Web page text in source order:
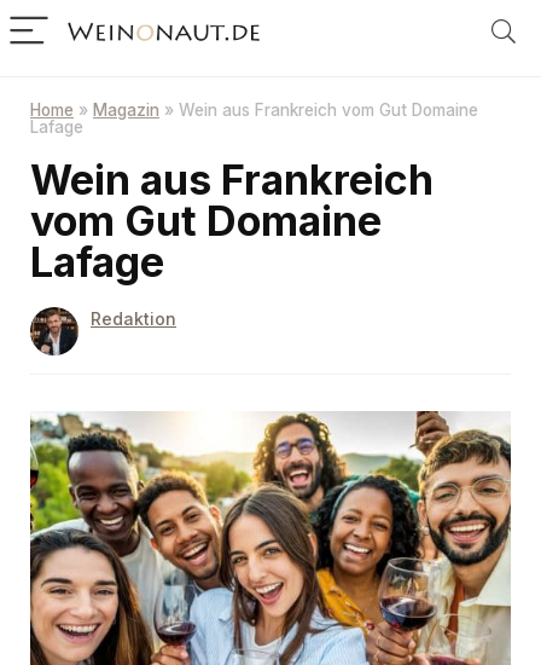
Home » Magazin » Wein aus Frankreich vom Gut Domaine
Lafage
Wein aus Frankreich
vom Gut Domaine
Lafage
Redaktion